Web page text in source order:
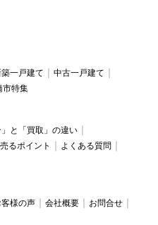
一戸建て
中古一戸建て
市特集
」と「買取」の違い
るポイント
よくある質問
客様の声 会社概要
お問合せ